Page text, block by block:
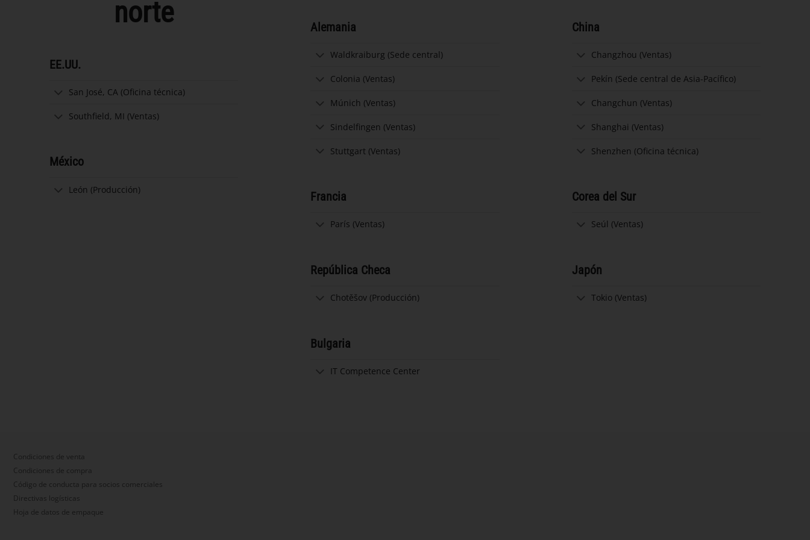
norte
EE.UU.
San José, CA (Oficina técnica)
Southfield, MI (Ventas)
México
León (Producción)
Alemania
Waldkraiburg (Sede central)
Colonia (Ventas)
Múnich (Ventas)
Sindelfingen (Ventas)
Stuttgart (Ventas)
Francia
París (Ventas)
República Checa
Chotěšov (Producción)
Bulgaria
IT Competence Center
China
Changzhou (Ventas)
Pekín (Sede central de Asia-Pacífico)
Changchun (Ventas)
Shanghai (Ventas)
Shenzhen (Oficina técnica)
Corea del Sur
Seúl (Ventas)
Japón
Tokio (Ventas)
Condiciones de venta
Condiciones de compra
Código de conducta para socios comerciales
Directivas logísticas
Hoja de datos de empaque